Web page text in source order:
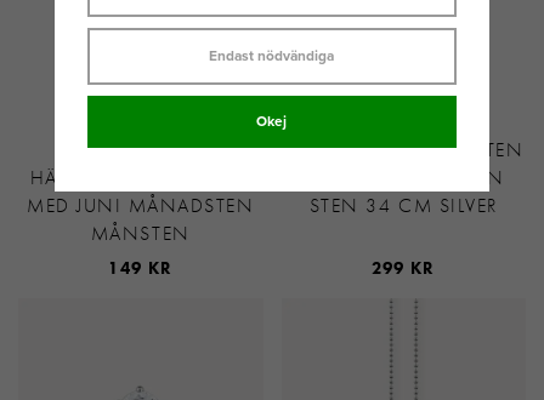
SVEDBOM
HÄNGSMYCKE I SILVER
MED JUNI MÅNADSTEN
MÅNSTEN
149 KR
SVEDBOM MÅNADSSTEN
HJÄRTA MAJ / GRÖN
STEN 34 CM SILVER
299 KR
Endast nödvändiga
Okej